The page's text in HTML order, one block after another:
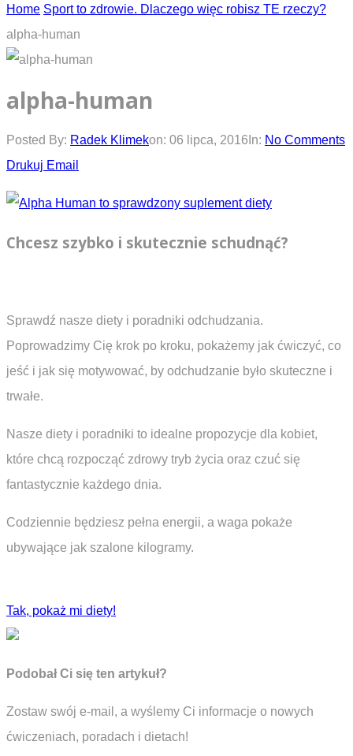
Home Sport to zdrowie. Dlaczego więc robisz TE rzeczy?
alpha-human
alpha-human
Posted By: Radek Klimekon: 06 lipca, 2016 In: No Comments
Drukuj Email
Chcesz szybko i skutecznie schudnąć?
Sprawdź nasze diety i poradniki odchudzania.
Poprowadzimy Cię krok po kroku, pokażemy jak ćwiczyć, co
jeść i jak się motywować, by odchudzanie było skuteczne i
trwałe.
Nasze diety i poradniki to idealne propozycje dla kobiet,
które chcą rozpocząć zdrowy tryb życia oraz czuć się
fantastycznie każdego dnia.
Codziennie będziesz pełna energii, a waga pokaże
ubywające jak szalone kilogramy.
Tak, pokaż mi diety!
Podobał Ci się ten artykuł?
Zostaw swój e-mail, a wyślemy Ci informacje o nowych
ćwiczeniach, poradach i dietach!